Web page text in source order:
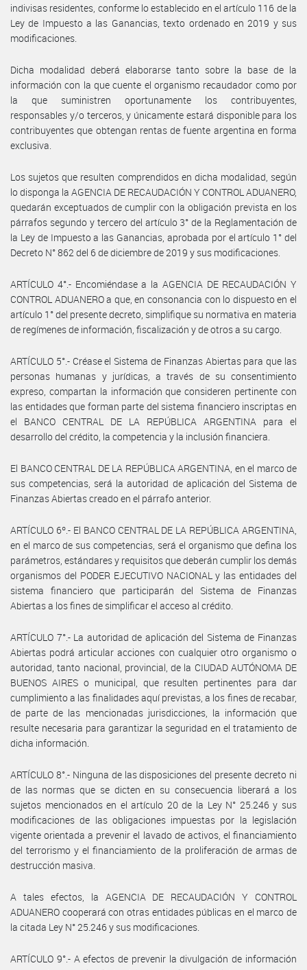
indivisas residentes, conforme lo establecido en el artículo 116 de la
Ley de Impuesto a las Ganancias, texto ordenado en 2019 y sus
modificaciones.
Dicha modalidad deberá elaborarse tanto sobre la base de la
información con la que cuente el organismo recaudador como por
la que suministren oportunamente los contribuyentes,
responsables y/o terceros, y únicamente estará disponible para los
contribuyentes que obtengan rentas de fuente argentina en forma
exclusiva.
Los sujetos que resulten comprendidos en dicha modalidad, según
lo disponga la AGENCIA DE RECAUDACIÓN Y CONTROL ADUANERO,
quedarán exceptuados de cumplir con la obligación prevista en los
párrafos segundo y tercero del artículo 3° de la Reglamentación de
la Ley de Impuesto a las Ganancias, aprobada por el artículo 1° del
Decreto N° 862 del 6 de diciembre de 2019 y sus modificaciones.
ARTÍCULO 4°.- Encomiéndase a la AGENCIA DE RECAUDACIÓN Y
CONTROL ADUANERO a que, en consonancia con lo dispuesto en el
artículo 1° del presente decreto, simplifique su normativa en materia
de regímenes de información, fiscalización y de otros a su cargo.
ARTÍCULO 5°.- Créase el Sistema de Finanzas Abiertas para que las
personas humanas y jurídicas, a través de su consentimiento
expreso, compartan la información que consideren pertinente con
las entidades que forman parte del sistema financiero inscriptas en
el BANCO CENTRAL DE LA REPÚBLICA ARGENTINA para el
desarrollo del crédito, la competencia y la inclusión financiera.
El BANCO CENTRAL DE LA REPÚBLICA ARGENTINA, en el marco de
sus competencias, será la autoridad de aplicación del Sistema de
Finanzas Abiertas creado en el párrafo anterior.
ARTÍCULO 6º.- El BANCO CENTRAL DE LA REPÚBLICA ARGENTINA,
en el marco de sus competencias, será el organismo que defina los
parámetros, estándares y requisitos que deberán cumplir los demás
organismos del PODER EJECUTIVO NACIONAL y las entidades del
sistema financiero que participarán del Sistema de Finanzas
Abiertas a los fines de simplificar el acceso al crédito.
ARTÍCULO 7°.- La autoridad de aplicación del Sistema de Finanzas
Abiertas podrá articular acciones con cualquier otro organismo o
autoridad, tanto nacional, provincial, de la CIUDAD AUTÓNOMA DE
BUENOS AIRES o municipal, que resulten pertinentes para dar
cumplimiento a las finalidades aquí previstas, a los fines de recabar,
de parte de las mencionadas jurisdicciones, la información que
resulte necesaria para garantizar la seguridad en el tratamiento de
dicha información.
ARTÍCULO 8°.- Ninguna de las disposiciones del presente decreto ni
de las normas que se dicten en su consecuencia liberará a los
sujetos mencionados en el artículo 20 de la Ley N° 25.246 y sus
modificaciones de las obligaciones impuestas por la legislación
vigente orientada a prevenir el lavado de activos, el financiamiento
del terrorismo y el financiamiento de la proliferación de armas de
destrucción masiva.
A tales efectos, la AGENCIA DE RECAUDACIÓN Y CONTROL
ADUANERO cooperará con otras entidades públicas en el marco de
la citada Ley N° 25.246 y sus modificaciones.
ARTÍCULO 9°.- A efectos de prevenir la divulgación de información